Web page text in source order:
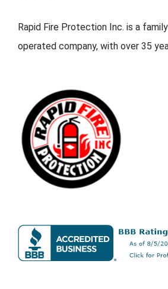
Rapid Fire Protection Inc. is a
operated company, with over 35